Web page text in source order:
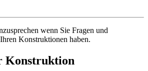
wenn Sie Fragen und
Konstruktionen haben.
Konstruktion